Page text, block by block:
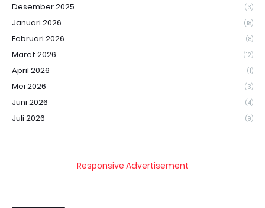
Desember 2025 (3)
Januari 2026 (18)
Februari 2026 (8)
Maret 2026 (12)
April 2026 (1)
Mei 2026 (3)
Juni 2026 (4)
Juli 2026 (9)
Responsive Advertisement